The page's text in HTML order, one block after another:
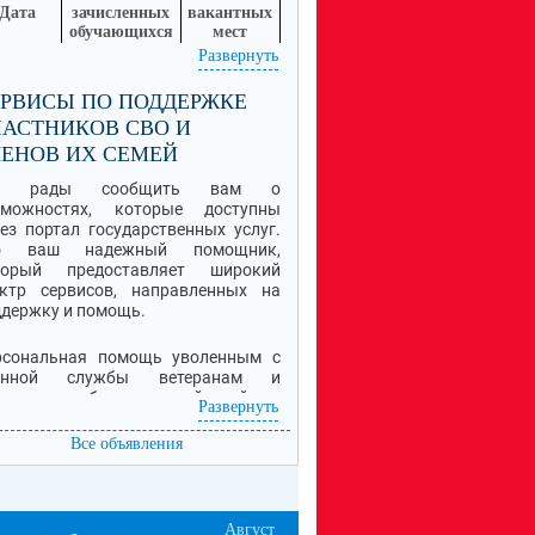
Дата
зачисленных
обучающихся
вакантных
мест
18
находится по ссылке.
Развернуть
ПО ПОДДЕРЖКЕ
СВО И
ИХ СЕМЕЙ
рады сообщить вам о
которые доступны
портал государственных услуг.
ваш надежный помощник,
предоставляет широкий
сервисов, направленных на
и помощь.
помощь уволенным с
службы ветеранам и
боевых действий -
специальной военной
(СВО), семьям погибших
мерах поддержки и
Развернуть
Все объявления
Август